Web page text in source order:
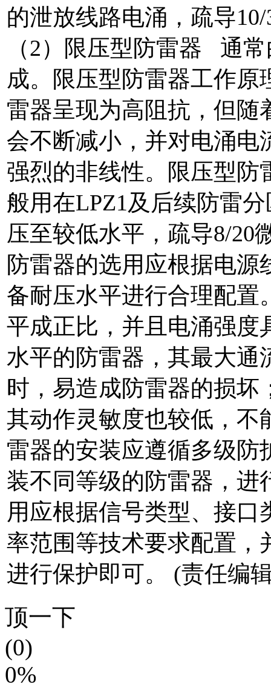
的泄放线路电涌，疏导
（2）限压型防雷器 通
成。限压型防雷器工作
雷器呈现为高阻抗，但随
会不断减小，并对电涌电
强烈的非线性。限压型防
般用在LPZ1及后续防雷
压至较低水平，疏导8/20
防雷器的选用应根据电
备耐压水平进行合理配置
平成正比，并且电涌强度
水平的防雷器，其最大通
时，易造成防雷器的损坏
其动作灵敏度也较低，不
雷器的安装应遵循多级防
装不同等级的防雷器，进
用应根据信号类型、接
率范围等技术要求配置，
进行保护即可。 (责任编
顶一下
(0)
0%